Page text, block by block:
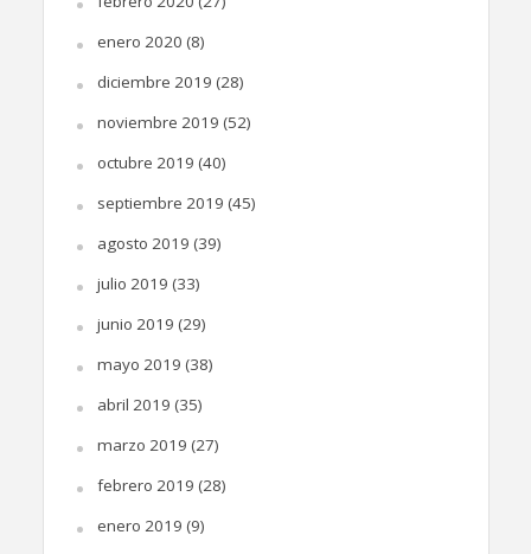
enero 2020 (8)
diciembre 2019 (28)
noviembre 2019 (52)
octubre 2019 (40)
septiembre 2019 (45)
agosto 2019 (39)
julio 2019 (33)
junio 2019 (29)
mayo 2019 (38)
abril 2019 (35)
marzo 2019 (27)
febrero 2019 (28)
enero 2019 (9)